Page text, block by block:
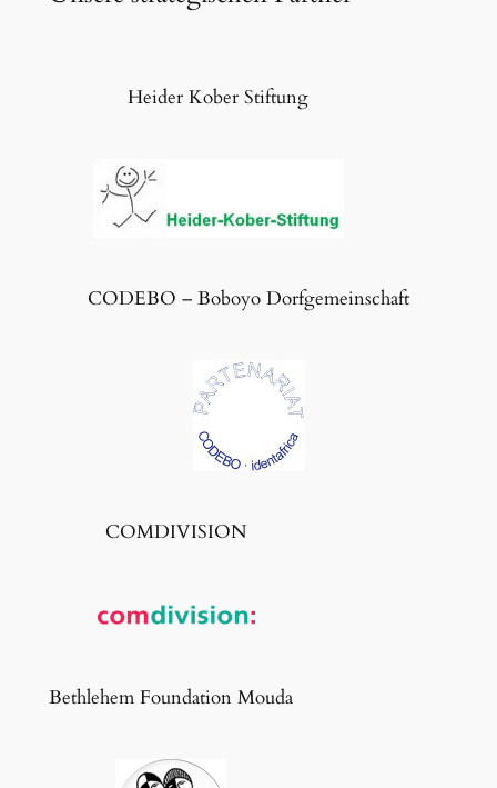
Heider Kober Stiftung
CODEBO – Boboyo Dorfgemeinschaft
COMDIVISION
Bethlehem Foundation Mouda